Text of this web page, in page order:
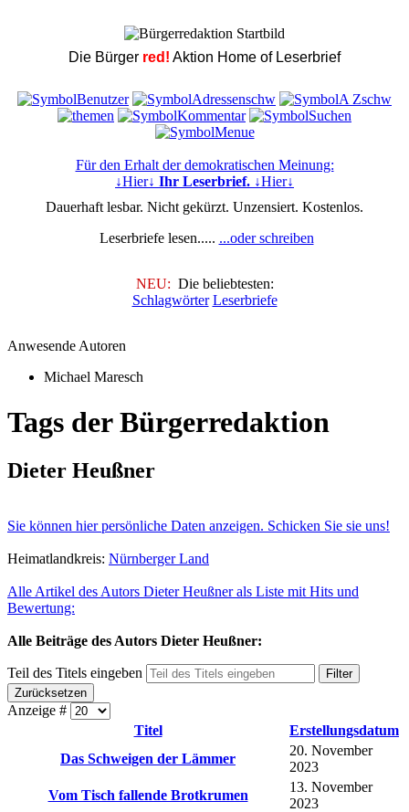
Die Bürger red! Aktion Home of Leserbrief
Für den Erhalt der demokratischen Meinung:
↓Hier↓ Ihr Leserbrief. ↓Hier↓
Dauerhaft lesbar. Nicht gekürzt. Unzensiert. Kostenlos.
Leserbriefe lesen..... ...oder schreiben
NEU: Die beliebtesten:
Schlagwörter Leserbriefe
Anwesende Autoren
Michael Maresch
Tags der Bürgerredaktion
Dieter Heußner
Sie können hier persönliche Daten anzeigen. Schicken Sie sie uns!
Heimatlandkreis: Nürnberger Land
Alle Artikel des Autors Dieter Heußner als Liste mit Hits und
Bewertung:
Alle Beiträge des Autors Dieter Heußner:
Teil des Titels eingeben
Filter
Zurücksetzen
Anzeige #
Titel
Erstellungsdatum
Das Schweigen der Lämmer
20. November
2023
Vom Tisch fallende Brotkrumen
13. November
2023